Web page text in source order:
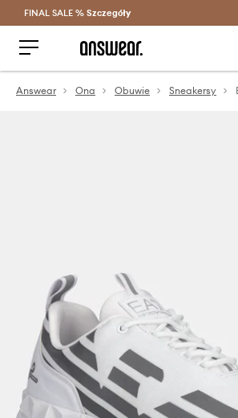
Oszczędzaj z Answear Club >
FINAL SALE % Szczegóły
Answear Ona Obuwie Sneakersy